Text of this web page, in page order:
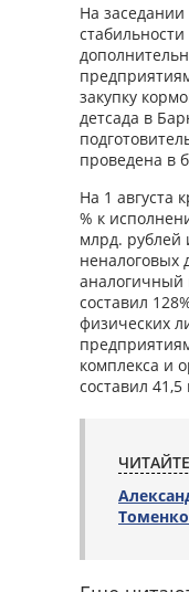
На
закупку
детсада в
проведена в
Ha 1 августа
% к
млрд. рублей
неналоговых
аналогичный
составил
физических
комплекса и
составил